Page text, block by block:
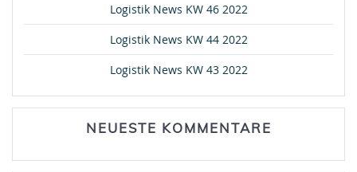
Logistik News KW 46 2022
Logistik News KW 44 2022
Logistik News KW 43 2022
NEUESTE KOMMENTARE